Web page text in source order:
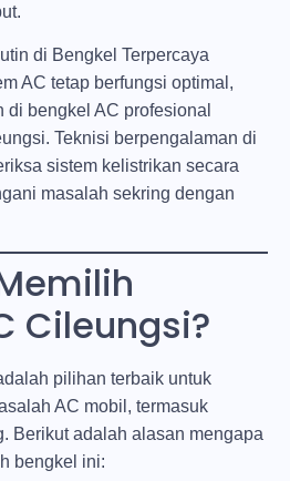
di Bengkel Terpercaya
AC tetap berfungsi optimal,
di bengkel AC profesional
. Teknisi berpengalaman di
sistem kelistrikan secara
masalah sekring dengan
Cileungsi?
pilihan terbaik untuk
AC mobil, termasuk
Berikut adalah alasan mengapa
bengkel ini: